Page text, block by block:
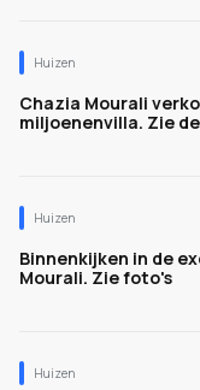
Huizen
Chazia Mourali
miljoenenvilla. Zie
Huizen
Binnenkijken in de
Mourali. Zie foto's
Huizen